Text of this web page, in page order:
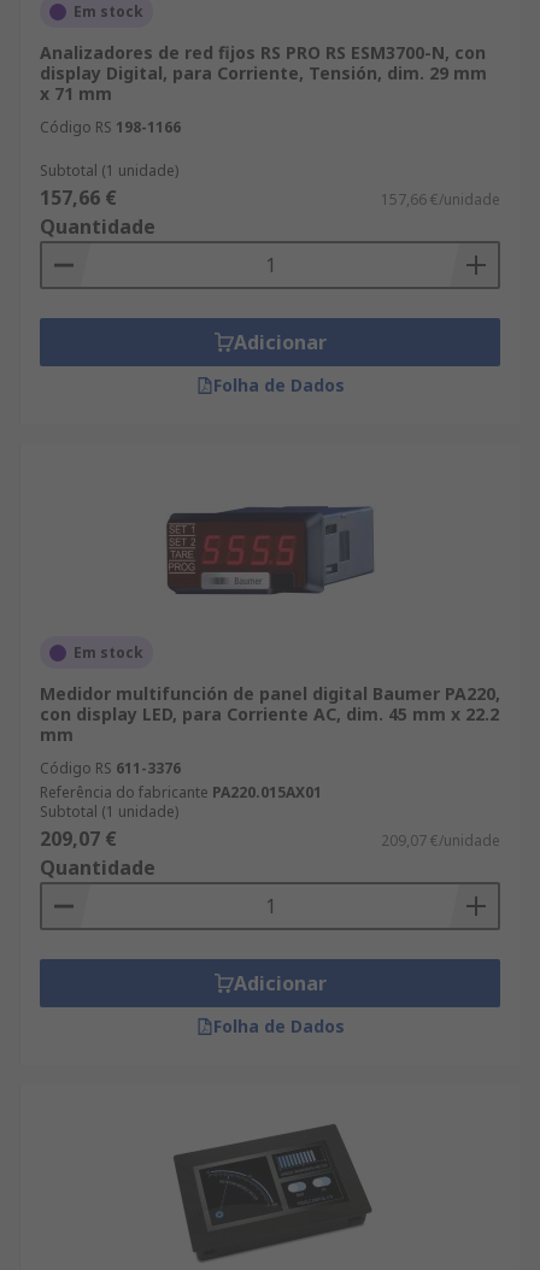
Em stock
Analizadores de red fijos RS PRO RS ESM3700-N, con
display Digital, para Corriente, Tensión, dim. 29 mm
x 71 mm
Código RS 198-1166
Subtotal (1 unidade)
157,66 € 157,66 €/unidade
Quantidade
Adicionar
Folha de Dados
Em stock
Medidor multifunción de panel digital Baumer PA220,
con display LED, para Corriente AC, dim. 45 mm x 22.2
mm
Código RS 611-3376
Referência do fabricante PA220.015AX01
Subtotal (1 unidade)
209,07 € 209,07 €/unidade
Quantidade
Adicionar
Folha de Dados